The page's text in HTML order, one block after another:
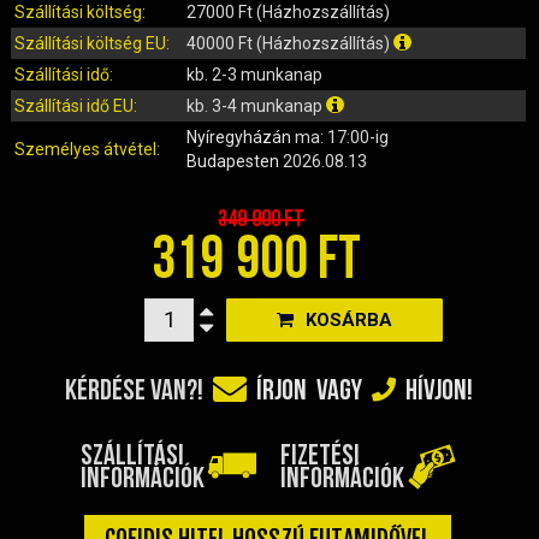
IZZÓ (ROBOGÓ, QUAD, MOTOR)
KARBURÁTOROK ÉS ALKATRÉSZEIK
KENŐANYAGOK, TISZTÍTÓK, ÁPOLÓK
KILÓMÉTERÓRA ÉS ALKATRÉSZEI
KORMÁNY ÉS ALKATRÉSZEI
KXD QUAD ÉS DIRT BIKE ALKATRÉSZEK
LÁNCKEREKEK, LÁNCOK
MOTORBLOKK KOMPLETT
MOTORBLOKK ÉS ALKATRÉSZEI
SZERSZÁMOK
RUHÁZAT, VÉDŐFELSZERELÉSEK
Szállítási költség:
27000 Ft (Házhozszállítás)
Szállítási költség EU:
40000 Ft (Házhozszállítás)
Szállítási idő:
kb. 2-3 munkanap
Szállítási idő EU:
kb. 3-4 munkanap
Személyes átvétel:
Nyíregyházán ma: 17:00-ig
Budapesten 2026.08.13
349 900 Ft
319 900 FT
KOSÁRBA
KÉRDÉSE VAN?! ÍRJON VAGY HÍVJON!
SZÁLLÍTÁSI
INFORMÁCIÓK
FIZETÉSI
INFORMÁCIÓK